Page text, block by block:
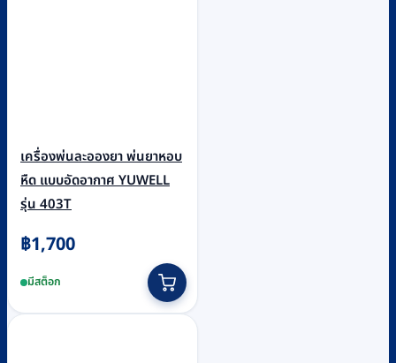
เครื่องพ่นละอองยา พ่นยาหอบ
หืด แบบอัดอากาศ YUWELL
รุ่น 403T
฿1,700
มีสต็อก